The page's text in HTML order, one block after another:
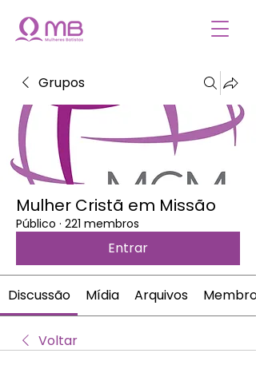
Grupos
Mulher Cristã em Missão
Público · 221 membros
Entrar
Discussão Mídia Arquivos Membros
Voltar